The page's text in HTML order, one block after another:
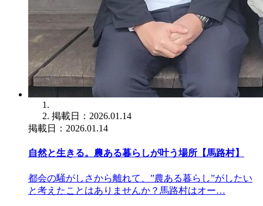
掲載日：2026.01.14
掲載日：2026.01.14
自然と生きる。農ある暮らしが叶う場所【馬路村】
都会の騒がしさから離れて、”農ある暮らし”がしたい
と考えたことはありませんか？馬路村はオー…